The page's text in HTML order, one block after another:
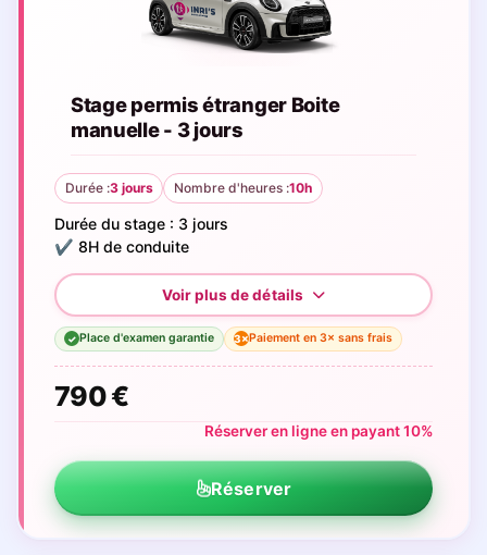
Stage permis étranger Boite
manuelle - 3 jours
Durée :3 jours Nombre d'heures :10h
Durée du stage : 3 jours
✔️ 8H de conduite
✓ Place d'examen garantie 3×Paiement en 3× sans frais
790 €
Réserver en ligne en payant 10%
Réserver